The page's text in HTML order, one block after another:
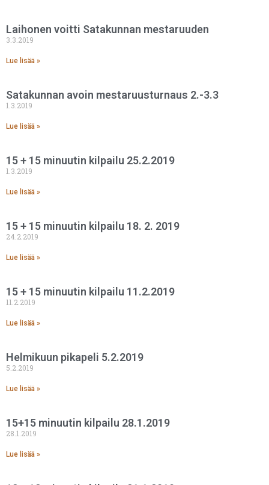
Laihonen voitti Satakunnan mestaruuden
3.3.2019
Lue lisää »
Satakunnan avoin mestaruusturnaus 2.-3.3
1.3.2019
Lue lisää »
15 + 15 minuutin kilpailu 25.2.2019
1.3.2019
Lue lisää »
15 + 15 minuutin kilpailu 18. 2. 2019
24.2.2019
Lue lisää »
15 + 15 minuutin kilpailu 11.2.2019
11.2.2019
Lue lisää »
Helmikuun pikapeli 5.2.2019
5.2.2019
Lue lisää »
15+15 minuutin kilpailu 28.1.2019
28.1.2019
Lue lisää »